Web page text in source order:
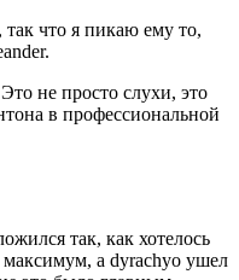
что я пикаю ему то,
не просто слухи, это
в профессиональной
так, как хотелось
максимум, а dyrachyo ушел